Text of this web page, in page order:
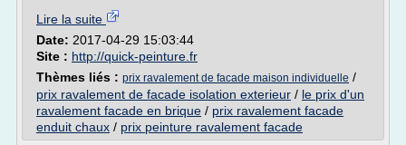
Lire la suite
Date: 2017-04-29 15:03:44
Site : http://quick-peinture.fr
Thèmes liés : prix ravalement de facade maison individuelle /
prix ravalement de facade isolation exterieur / le prix d'un
ravalement facade en brique / prix ravalement facade
enduit chaux / prix peinture ravalement facade